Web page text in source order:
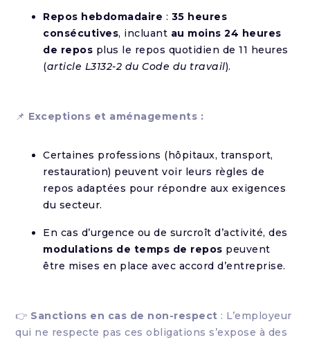
Repos hebdomadaire : 35 heures
consécutives, incluant au moins 24 heures
de repos plus le repos quotidien de 11 heures
(article L3132-2 du Code du travail).
📌 Exceptions et aménagements :
Certaines professions (hôpitaux, transport,
restauration) peuvent voir leurs règles de
repos adaptées pour répondre aux exigences
du secteur.
En cas d’urgence ou de surcroît d’activité, des
modulations de temps de repos peuvent
être mises en place avec accord d’entreprise.
👉 Sanctions en cas de non-respect : L’employeur
qui ne respecte pas ces obligations s’expose à des